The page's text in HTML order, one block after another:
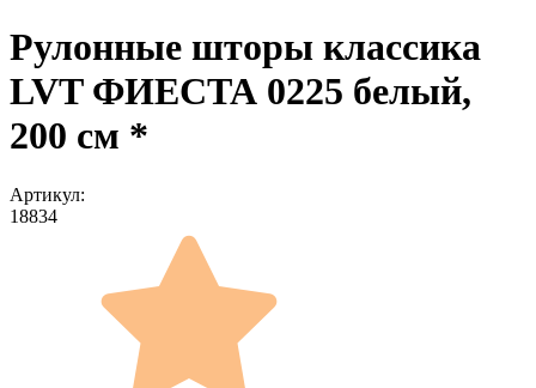
Рулонные шторы классика
LVT ФИЕСТА 0225 белый,
200 см *
Артикул:
18834